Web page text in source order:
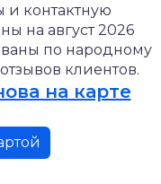
контактную
на август 2026
по народному
клиентов.
на карте